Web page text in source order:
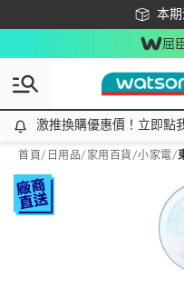
本
下載
屈
激推換購優惠價！立即點我看
激推換購優惠價！立即點
首頁/ 日用品/ 家用百貨/小家電/